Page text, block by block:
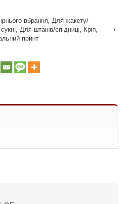
вбрання Для жакету/
Для штанів/спідниці Кріп
принт